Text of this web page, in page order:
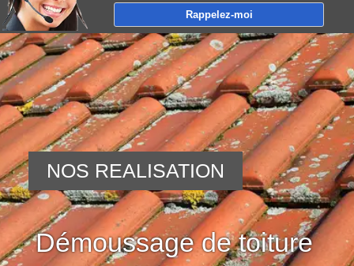
Hydrofuge toiture 47
Démoussage de toiture
NOS REALISATION